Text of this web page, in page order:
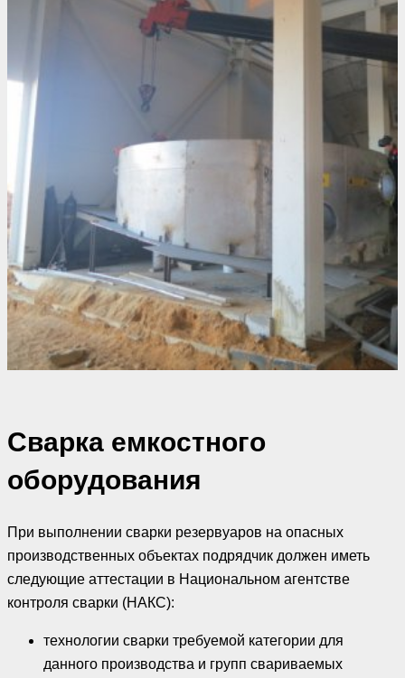
Сварка емкостного
оборудования
При выполнении сварки резервуаров на опасных
производственных объектах подрядчик должен иметь
следующие аттестации в Национальном агентстве
контроля сварки (НАКС):
технологии сварки требуемой категории для
данного производства и групп свариваемых